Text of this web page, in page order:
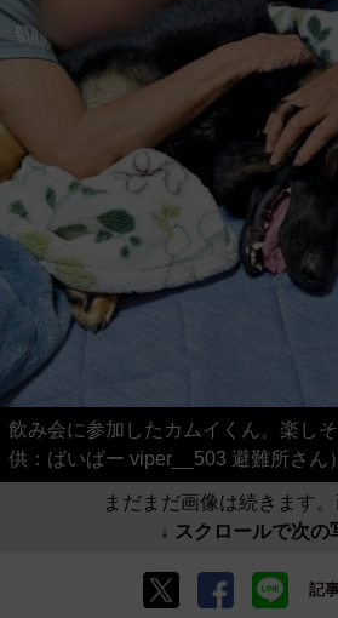
飲み会に参加したカムイくん。楽し
供：ばいぱー viper__503 避難所さん）
まだまだ画像は続きます。
↓ スクロールで次の
記